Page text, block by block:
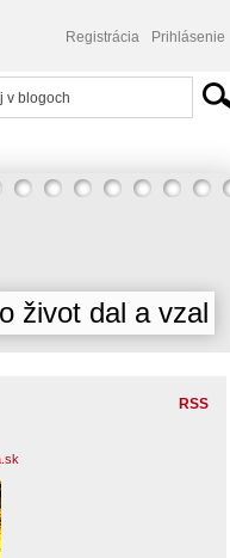
Registrácia Prihlásenie
život dal a vzal
RSS